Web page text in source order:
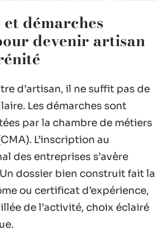
et démarches
devenir artisan
d’artisan, il ne suffit pas de
Les démarches sont
par la chambre de métiers
L’inscription au
des entreprises s’avère
dossier bien construit fait la
ou certificat d’expérience,
de l’activité, choix éclairé